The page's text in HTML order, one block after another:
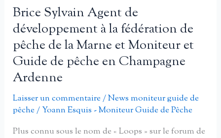
Fédération
de
pêche
du
Cher,
Bastien
Brice Sylvain Agent de
développement à la fédération de
pêche de la Marne et Moniteur et
Guide de pêche en Champagne
Ardenne
Laisser un commentaire/News moniteur guide de
pêche/Yoann Esquis - Moniteur Guide de Pêche
Plus connu sous le nom de « Loops » sur le forum de